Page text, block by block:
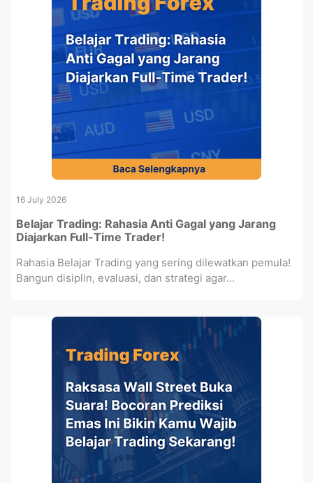
16 July 2026
Belajar Trading: Rahasia Anti Gagal yang Jarang
Diajarkan Full-Time Trader!
Rahasia Belajar Trading yang sering dilewatkan pemula!
Bangun disiplin, evaluasi, dan strategi agar...